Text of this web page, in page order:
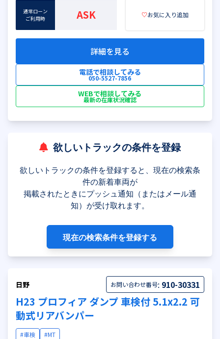
通常ローン
ご利用時
ASK ♡お気に入り追加
詳細を見る
電話で相談してみる
050-5527-7856
WEBで相談してみる
最新の在庫状況確認
欲しいトラックの条件を登録
欲しいトラックの条件を登録すると、現在の検索条
件の新着車両が
掲載されたときにプッシュ通知（またはメール通
知）が受け取れます。
現在の検索条件を登録する
日野 お問い合わせ番号: 910-30331
H23 プロフィア ダンプ 車検付 5.1x2.2 可
動式リアバンパー
#車検 #MT